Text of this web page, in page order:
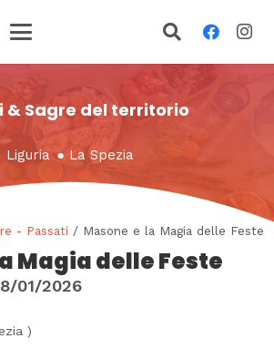
& Sagre del territorio
Liguria ● La Spezia
- Passati / Masone e la Magia delle Feste
Magia delle Feste
01/2026
)